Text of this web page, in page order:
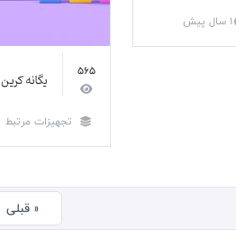
1 سال پیش
565 یگانه کرین
تجهیزات مرتبط
« قبلی